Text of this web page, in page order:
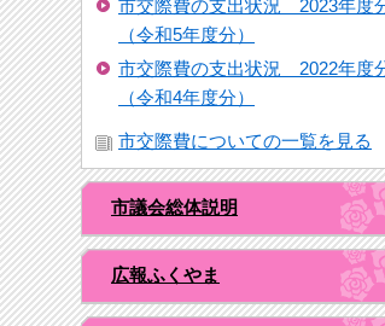
市交際費の支出状況 2023年度
（令和5年度分）
市交際費の支出状況 2022年度
（令和4年度分）
市交際費についての一覧を見る
市議会総体説明
広報ふくやま